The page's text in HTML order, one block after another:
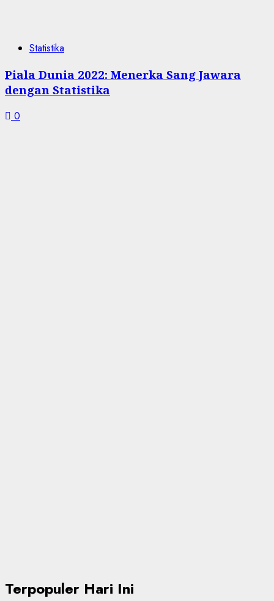
Statistika
Piala Dunia 2022: Menerka Sang Jawara
dengan Statistika
0
Terpopuler Hari Ini